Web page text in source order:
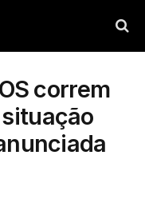
correm